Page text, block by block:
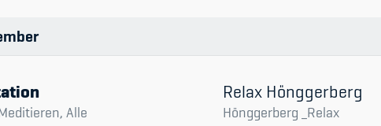
Alle
Relax Hönggerberg
Hönggerberg _Relax